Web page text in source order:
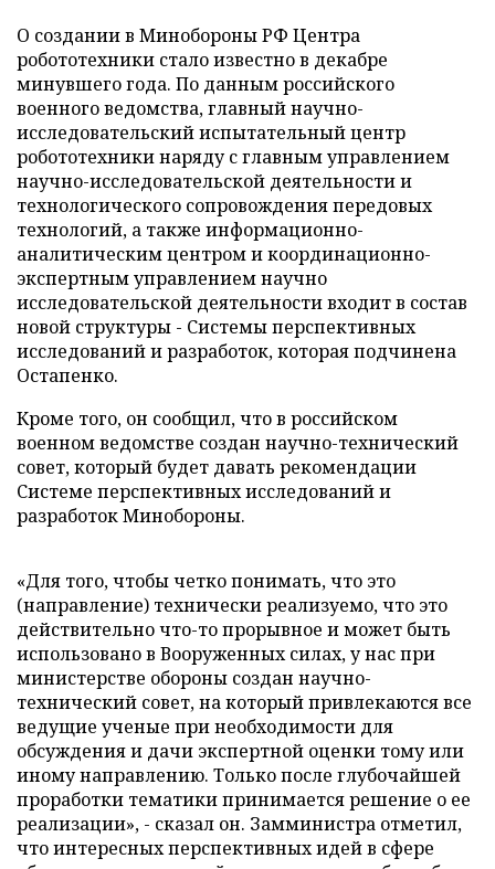
О создании в Минобороны РФ Центра
робототехники стало известно в декабре
минувшего года. По данным российского
военного ведомства, главный научно-
исследовательский испытательный центр
робототехники наряду с главным управлением
научно-исследовательской деятельности и
технологического сопровождения передовых
технологий, а также информационно-
аналитическим центром и координационно-
экспертным управлением научно
исследовательской деятельности входит в состав
новой структуры - Системы перспективных
исследований и разработок, которая подчинена
Остапенко.
Кроме того, он сообщил, что в российском
военном ведомстве создан научно-технический
совет, который будет давать рекомендации
Системе перспективных исследований и
разработок Минобороны.
«Для того, чтобы четко понимать, что это
(направление) технически реализуемо, что это
действительно что-то прорывное и может быть
использовано в Вооруженных силах, у нас при
министерстве обороны создан научно-
технический совет, на который привлекаются все
ведущие ученые при необходимости для
обсуждения и дачи экспертной оценки тому или
иному направлению. Только после глубочайшей
проработки тематики принимается решение о ее
реализации», - сказал он. Замминистра отметил,
что интересных перспективных идей в сфере